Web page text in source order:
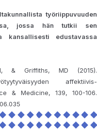
työriippuvuuden
jossa hän tutkii sen
kansallisesti edustavassa
, & Griffiths, MD (2015).
affektiivis-
& Medicine, 139, 100-106.